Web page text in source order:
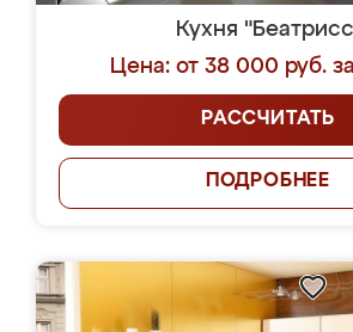
Кухня
Цена: от 38 000 руб.
РАССЧИТАТЬ
ПОДРОБНЕЕ